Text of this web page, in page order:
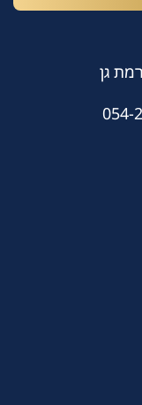
054-